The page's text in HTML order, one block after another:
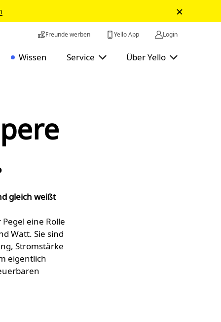
Freunde werben Yello App Login
Wissen Service Über Yello
gleich weißt
eine Rolle
Watt. Sie sind
Stromstärke
eigentlich